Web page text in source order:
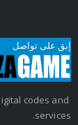
إبق على تواصل
codes and
services.